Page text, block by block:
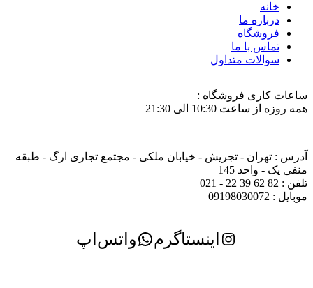
خانه
درباره ما
فروشگاه
تماس با ما
سوالات متداول
ساعات کاری فروشگاه :
همه روزه از ساعت 10:30 الی 21:30
آدرس : تهران - تجریش - خیابان ملکی - مجتمع تجاری ارگ - طبقه
منفی یک - واحد 145
تلفن : 82 62 39 22 - 021
موبایل : 09198030072
اینستاگرم واتس‌اپ